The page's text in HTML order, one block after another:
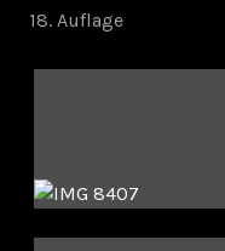
18. Auflage